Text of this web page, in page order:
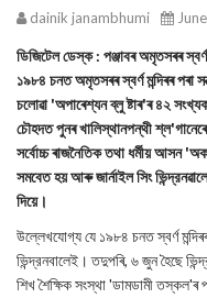
dainik janambhumi
ডিজিটেল ডেস্ক : পঞ্জাবৰ অমৃতসৰৰ
১৯৮৪ চনত অমৃতসৰৰ স্বর্ণ মন্দিৰৰ পৰা
চলোৱা 'অপাৰেশ্যন ব্লু ষ্টাৰ'ৰ ৪২ সংখ্যক
চৌহদত পুনৰ খালিস্থানপন্থী
সর্বোচ্চ ৰাজনৈতিক তথা ধর্মীয় আসন
সমবেত হয় আৰু জার্নাইল সিং
দিয়ে।
উল্লেখযোগ্য যে ১৯৮৪ চনত স্বর্ণ
ভিন্দ্রনবালেই। তদুপৰি, ৬ জুন হৈছে
শিখ শৈক্ষিক সংস্থা 'ডামডামী তস্কল'ৰ